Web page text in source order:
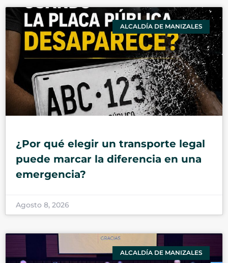
ALCALDÍA DE MANIZALES
¿Por qué elegir un transporte legal
puede marcar la diferencia en una
emergencia?
Agosto 8, 2026
ALCALDÍA DE MANIZALES